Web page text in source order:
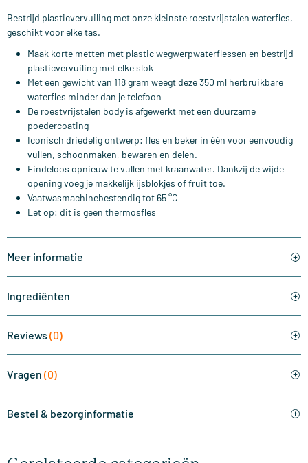
Bestrijd plasticvervuiling met onze kleinste roestvrijstalen waterfles,
geschikt voor elke tas.
Maak korte metten met plastic wegwerpwaterflessen en bestrijd
plasticvervuiling met elke slok
Met een gewicht van 118 gram weegt deze 350 ml herbruikbare
waterfles minder dan je telefoon
De roestvrijstalen body is afgewerkt met een duurzame
poedercoating
Iconisch driedelig ontwerp: fles en beker in één voor eenvoudig
vullen, schoonmaken, bewaren en delen.
Eindeloos opnieuw te vullen met kraanwater. Dankzij de wijde
opening voeg je makkelijk ijsblokjes of fruit toe.
Vaatwasmachinebestendig tot 65 °C
Let op: dit is geen thermosfles
Meer informatie
Ingrediënten
Reviews (0)
Vragen (0)
Bestel & bezorginformatie